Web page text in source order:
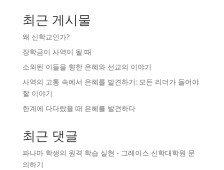
최근 게시물
왜 신학교인가?
장학금이 사역이 될 때
소외된 이들을 향한 은혜와 선교의 이야기
사역의 고통 속에서 은혜를 발견하기: 모든 리더가 들어야
할 이야기
한계에 다다랐을 때 은혜를 발견하다
최근 댓글
파나마 학생의 원격 학습 실현 - 그레이스 신학대학원 문
의하기